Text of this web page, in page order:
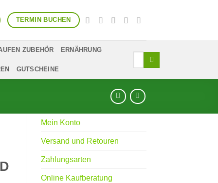
TERMIN BUCHEN
ZUBEHÖR ERNÄHRUNG
GUTSCHEINE
Suchen
Mein Konto
Versand und Retouren
Zahlungsarten
Online Kaufberatung